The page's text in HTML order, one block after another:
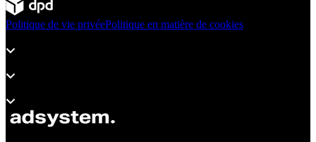
Politique de vie privéePolitique en matière de cookies